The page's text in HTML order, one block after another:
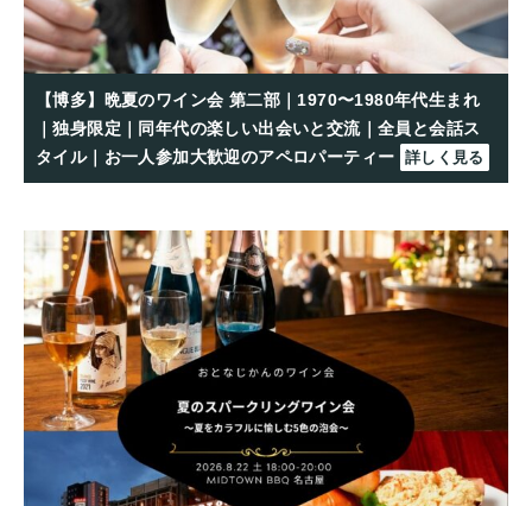
【博多】晩夏のワイン会 第二部｜1970〜1980年代生まれ
｜独身限定｜同年代の楽しい出会いと交流｜全員と会話ス
タイル｜お一人参加大歓迎のアペロパーティー 詳しく見る